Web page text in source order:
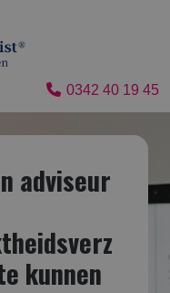
0342 40 19 45
adviseur
kunnen